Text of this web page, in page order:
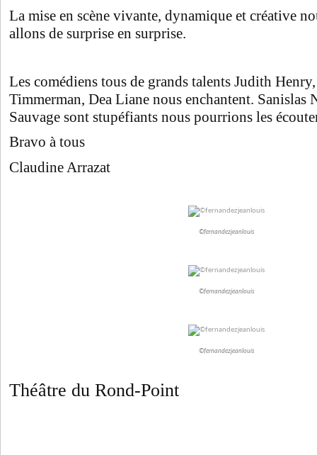
La mise en scène vivante, dynamique et créative
allons de surprise en surprise.
Les comédiens tous de grands talents Judith
Timmerman, Dea Liane nous enchantent. Sanislas
Sauvage sont stupéfiants nous pourrions les
Bravo à tous
Claudine Arrazat
©fernandezjeanlouis
©fernandezjeanlouis
©fernandezjeanlouis
Théâtre du Rond-Point